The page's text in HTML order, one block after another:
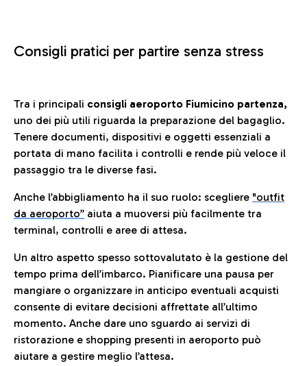
Consigli pratici per partire senza stress
Tra i principali consigli aeroporto Fiumicino partenza,
uno dei più utili riguarda la preparazione del bagaglio.
Tenere documenti, dispositivi e oggetti essenziali a
portata di mano facilita i controlli e rende più veloce il
passaggio tra le diverse fasi.
Anche l’abbigliamento ha il suo ruolo: scegliere "outfit
da aeroporto” aiuta a muoversi più facilmente tra
terminal, controlli e aree di attesa.
Un altro aspetto spesso sottovalutato è la gestione del
tempo prima dell’imbarco. Pianificare una pausa per
mangiare o organizzare in anticipo eventuali acquisti
consente di evitare decisioni affrettate all’ultimo
momento. Anche dare uno sguardo ai servizi di
ristorazione e shopping presenti in aeroporto può
aiutare a gestire meglio l’attesa.